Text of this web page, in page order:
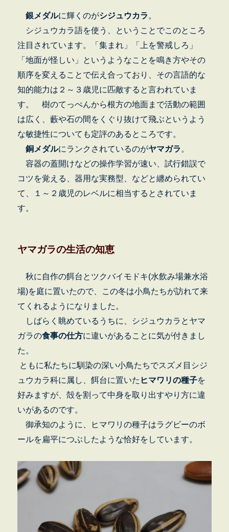
銀メダルに輝くのがシジュウカラ。
シジュウカラ語を使う、ということでこのところ
注目されています。「集まれ」「上を警戒しろ」
「地面が怪しい」というようなことを鳴き方やその
順序を変えることで伝え合っており、その言語的な
知的能力は２～３歳児に匹敵すると言われていま
す。 樹のてっぺんから根方の地面まで活動の範囲
は広く、藪や石の間をくぐり抜けて飛ぶというよう
な敏捷性についても定評のあるところです。
銅メダルにランクされているのがヤマガラ。
容器の蓋開けなどの操作学習が速い、試行錯誤で
コツを覚える、器用な実務型、などと纏められてい
て、１～２歳児のレベルに相当するとされていま
す。
ヤマガラの生活の知恵
秋に自作の餌台とツクバイモドキ(水飲み場兼水浴
場)を庭に置いたので、この冬は小鳥たちが訪れて来
てくれるようになりました。
しばらく眺めているうちに、シジュウカラとヤマ
ガラの食事の仕方に違いがあることに気が付きまし
た。
ともに私たちに馴染の深い小鳥たちでスズメ目シジ
ュウカラ科に属し、餌台に置いた ヒマワリの種子を
好みますが、殻を割って中身を取り出すやり方に違
いがあるのです。
御承知のように、ヒマワリの種子はラグビーのボ
ールを扁平につぶしたような恰好をしています。